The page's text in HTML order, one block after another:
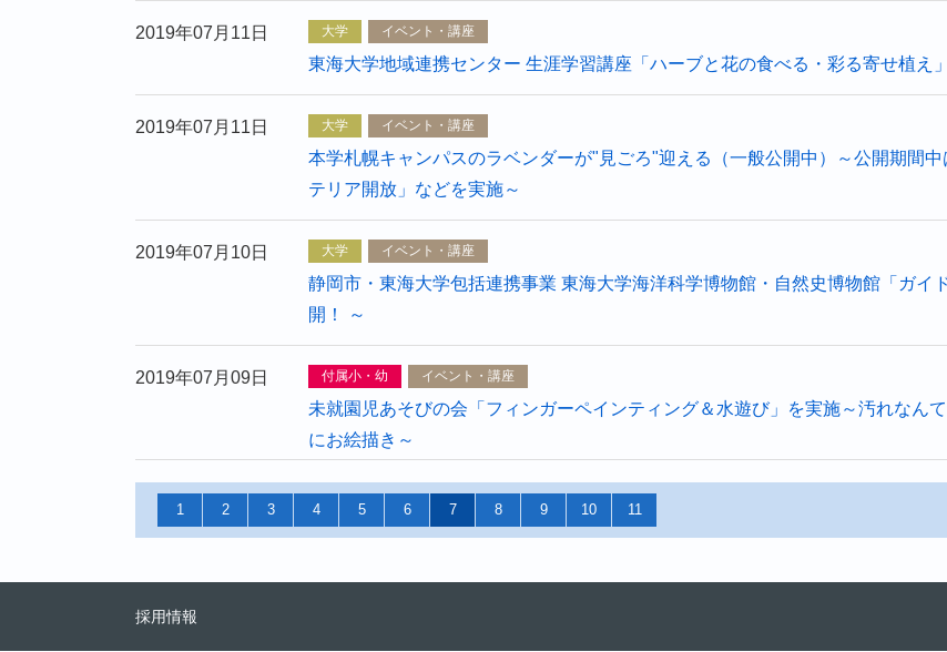
2019年07月11日 大学 イベント・講座
東海大学地域連携センター 生涯学習講座「ハーブと花の食べる・彩る寄せ植え
2019年07月11日 大学 イベント・講座
本学札幌キャンパスのラベンダーが"見ごろ"迎える（一般公開中）～公開期間
テリア開放」などを実施～
2019年07月10日 大学 イベント・講座
静岡市・東海大学包括連携事業 東海大学海洋科学博物館・自然史博物館「ガイ
開！ ～
2019年07月09日 付属小・幼 イベント・講座
未就園児あそびの会「フィンガーペインティング＆水遊び」を実施～汚れなん
にお絵描き～
1 2 3 4 5 6 7 8 9 10 11
採用情報